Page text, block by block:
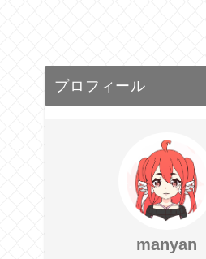
プロフィール
manyan